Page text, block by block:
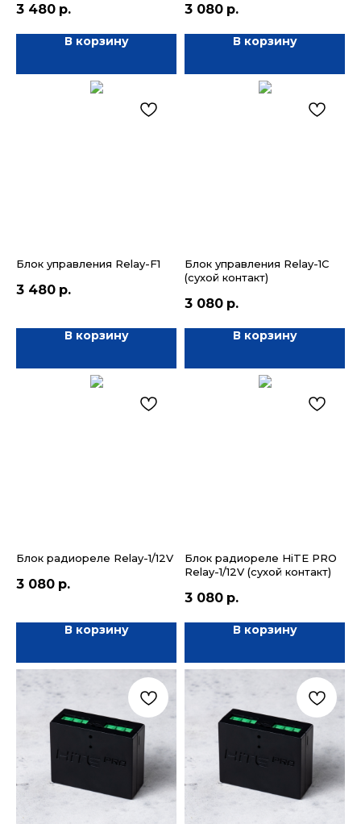
3 480 р.
В корзину
3 080 р.
В корзину
Блок управления Relay-F1
3 480 р.
В корзину
Блок управления Relay-1C
(сухой контакт)
3 080 р.
В корзину
Блок радиореле Relay-1/12V
3 080 р.
В корзину
Блок радиореле HiTE PRO
Relay-1/12V (сухой контакт)
3 080 р.
В корзину